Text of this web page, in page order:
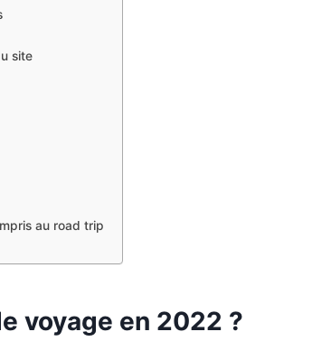
site
au road trip
voyage en 2022 ?